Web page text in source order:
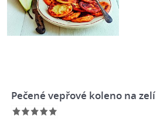
Pečené vepřové koleno na zelí